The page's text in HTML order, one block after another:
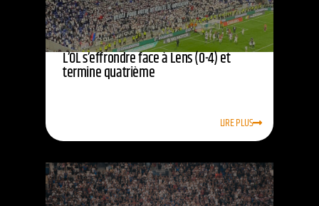
L’OL s’effrondre face à Lens (0-4) et
termine quatrième
LIRE PLUS